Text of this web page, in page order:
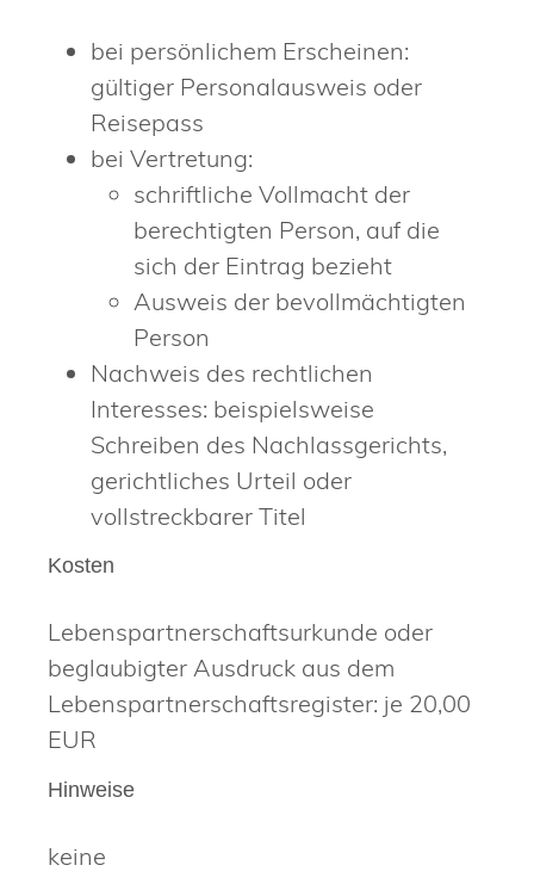
bei persönlichem Erscheinen:
gültiger Personalausweis oder
Reisepass
bei Vertretung:
schriftliche Vollmacht der
berechtigten Person, auf die
sich der Eintrag bezieht
Ausweis der bevollmächtigten
Person
Nachweis des rechtlichen
Interesses: beispielsweise
Schreiben des Nachlassgerichts,
gerichtliches Urteil oder
vollstreckbarer Titel
Kosten
Lebenspartnerschaftsurkunde oder
beglaubigter Ausdruck aus dem
Lebenspartnerschaftsregister: je 20,00
EUR
Hinweise
keine